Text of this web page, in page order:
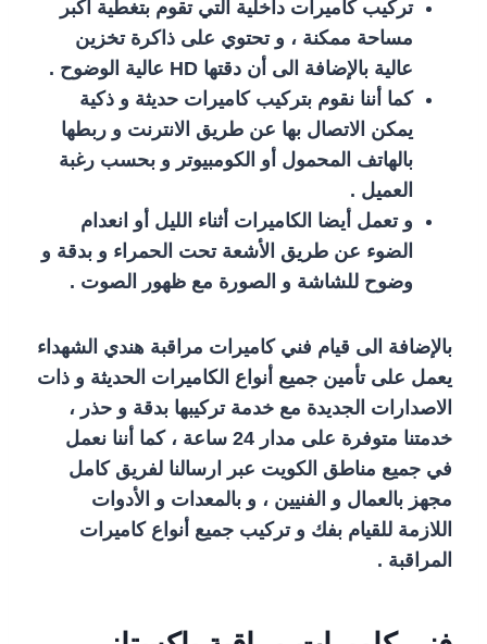
تركيب كاميرات داخلية التي تقوم بتغطية أكبر
مساحة ممكنة ، و تحتوي على ذاكرة تخزين
عالية بالإضافة الى أن دقتها HD عالية الوضوح .
كما أننا نقوم بتركيب كاميرات حديثة و ذكية
يمكن الاتصال بها عن طريق الانترنت و ربطها
بالهاتف المحمول أو الكومبيوتر و بحسب رغبة
العميل .
و تعمل أيضا الكاميرات أثناء الليل أو انعدام
الضوء عن طريق الأشعة تحت الحمراء و بدقة و
وضوح للشاشة و الصورة مع ظهور الصوت .
بالإضافة الى قيام فني كاميرات مراقبة هندي الشهداء
يعمل على تأمين جميع أنواع الكاميرات الحديثة و ذات
الاصدارات الجديدة مع خدمة تركيبها بدقة و حذر ،
خدمتنا متوفرة على مدار 24 ساعة ، كما أننا نعمل
في جميع مناطق الكويت عبر ارسالنا لفريق كامل
مجهز بالعمال و الفنيين ، و بالمعدات و الأدوات
اللازمة للقيام بفك و تركيب جميع أنواع كاميرات
المراقبة .